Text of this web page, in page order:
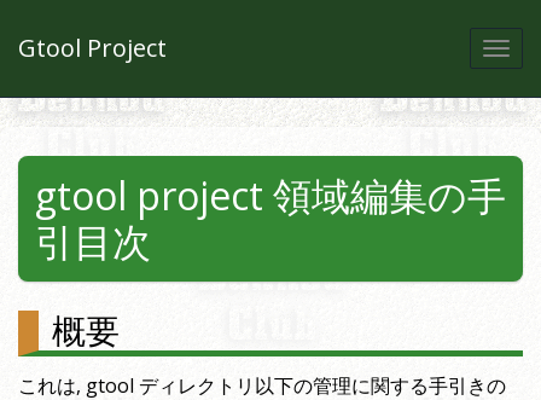
Gtool Project
gtool project 領域編集の手
引目次
概要
これは, gtool ディレクトリ以下の管理に関する手引きの